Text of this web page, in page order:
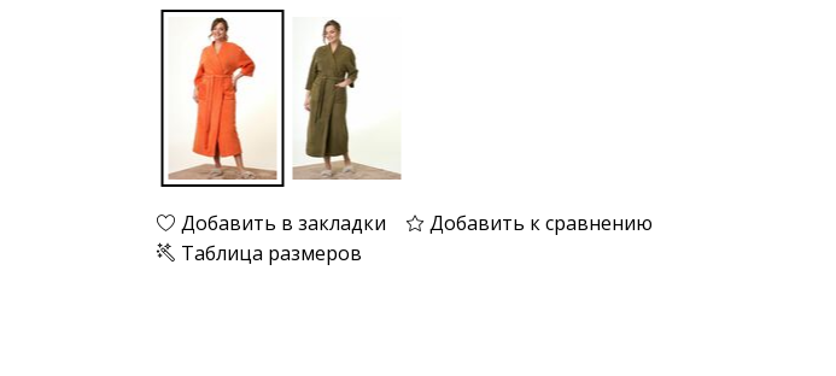
Добавить в закладки
Добавить к сравнению
Таблица размеров